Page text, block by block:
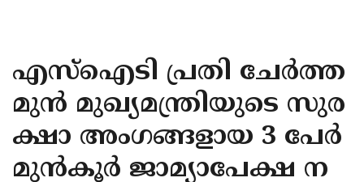
KANNUR
KASARAGOD
എസ്‌ഐടി പ്രതി ചേര്‍ത്ത
മുന്‍ മുഖ്യമന്ത്രിയുടെ സുര
ക്ഷാ അംഗങ്ങളായ 3 പേര്‍
മുന്‍കൂര്‍ ജാമ്യാപേക്ഷ ന